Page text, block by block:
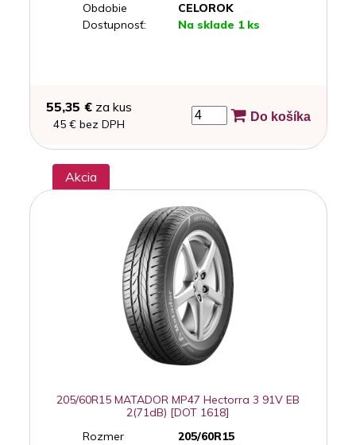
Obdobie
CELOROK
Dostupnosť:
Na sklade 1 ks
55,35 €za kus
45 € bez DPH
Do košíka
Akcia
205/60R15 MATADOR MP47 Hectorra 3 91V EB
2(71dB) [DOT 1618]
Rozmer
205/60R15